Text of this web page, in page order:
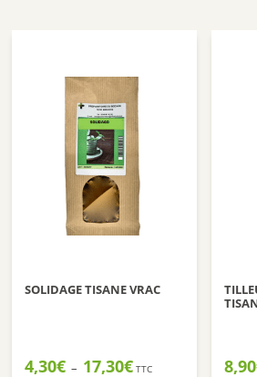
SOLIDAGE TISANE VRAC
4,30€ – 17,30€Plage
TTC 8,90